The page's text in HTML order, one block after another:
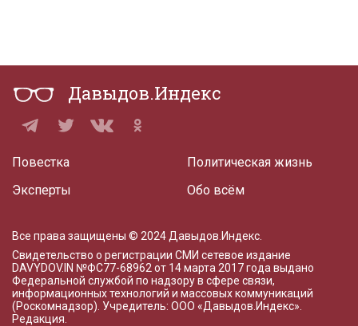
Давыдов.Индекс
Повестка
Эксперты
Политическая жизнь
Обо всём
Все права защищены © 2024 Давыдов.Индекс.
Свидетельство о регистрации СМИ сетевое издание
DAVYDOV.IN №ФС77-68962 от 14 марта 2017 года выдано
Федеральной службой по надзору в сфере связи,
информационных технологий и массовых коммуникаций
(Роскомнадзор). Учредитель: ООО «Давыдов.Индекс».
Редакция